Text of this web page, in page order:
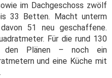
im Dachgeschoss zwölf
33 Betten. Macht unterm
51 neu geschaffene.
Für die rund 130
den Plänen – noch ein
und eine Küche mit